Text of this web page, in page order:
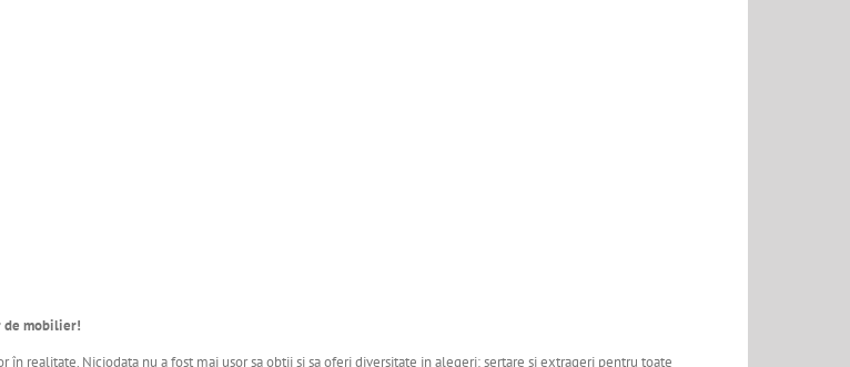
de mobilier!
realitate. Niciodata nu a fost mai usor sa obtii si sa oferi diversitate in alegeri: sertare si extrageri pentru toate